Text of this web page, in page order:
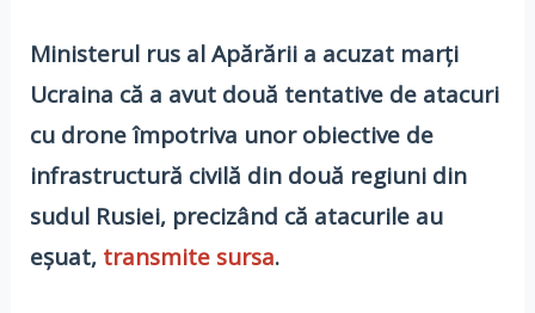
Ministerul rus al Apărării a acuzat marți
Ucraina că a avut două tentative de atacuri
cu drone împotriva unor obiective de
infrastructură civilă din două regiuni din
sudul Rusiei, precizând că atacurile au
eșuat, transmite sursa.